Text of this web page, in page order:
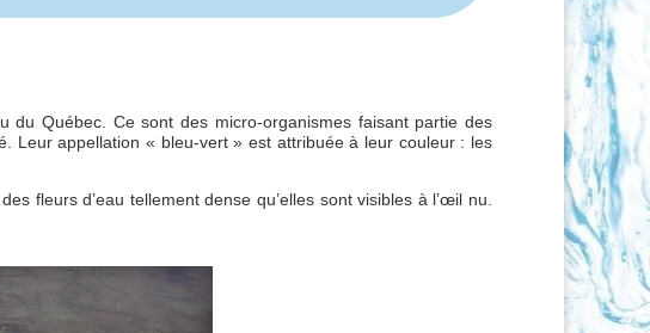
du Québec. Ce sont des micro-organismes faisant partie des
Leur appellation « bleu-vert » est attribuée à leur couleur : les
fleurs d’eau tellement dense qu’elles sont visibles à l’œil nu.